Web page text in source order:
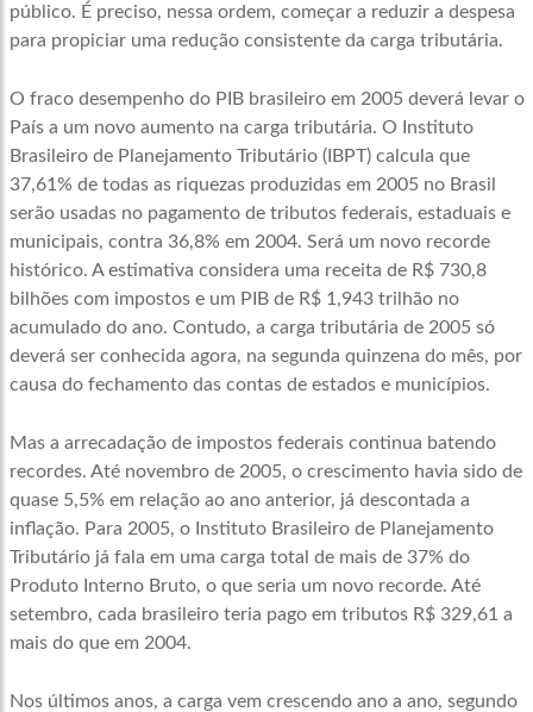
público. É preciso, nessa ordem, começar a reduzir a despesa
para propiciar uma redução consistente da carga tributária.
O fraco desempenho do PIB brasileiro em 2005 deverá levar o
País a um novo aumento na carga tributária. O Instituto
Brasileiro de Planejamento Tributário (IBPT) calcula que
37,61% de todas as riquezas produzidas em 2005 no Brasil
serão usadas no pagamento de tributos federais, estaduais e
municipais, contra 36,8% em 2004. Será um novo recorde
histórico. A estimativa considera uma receita de R$ 730,8
bilhões com impostos e um PIB de R$ 1,943 trilhão no
acumulado do ano. Contudo, a carga tributária de 2005 só
deverá ser conhecida agora, na segunda quinzena do mês, por
causa do fechamento das contas de estados e municípios.
Mas a arrecadação de impostos federais continua batendo
recordes. Até novembro de 2005, o crescimento havia sido de
quase 5,5% em relação ao ano anterior, já descontada a
inflação. Para 2005, o Instituto Brasileiro de Planejamento
Tributário já fala em uma carga total de mais de 37% do
Produto Interno Bruto, o que seria um novo recorde. Até
setembro, cada brasileiro teria pago em tributos R$ 329,61 a
mais do que em 2004.
Nos últimos anos, a carga vem crescendo ano a ano, segundo